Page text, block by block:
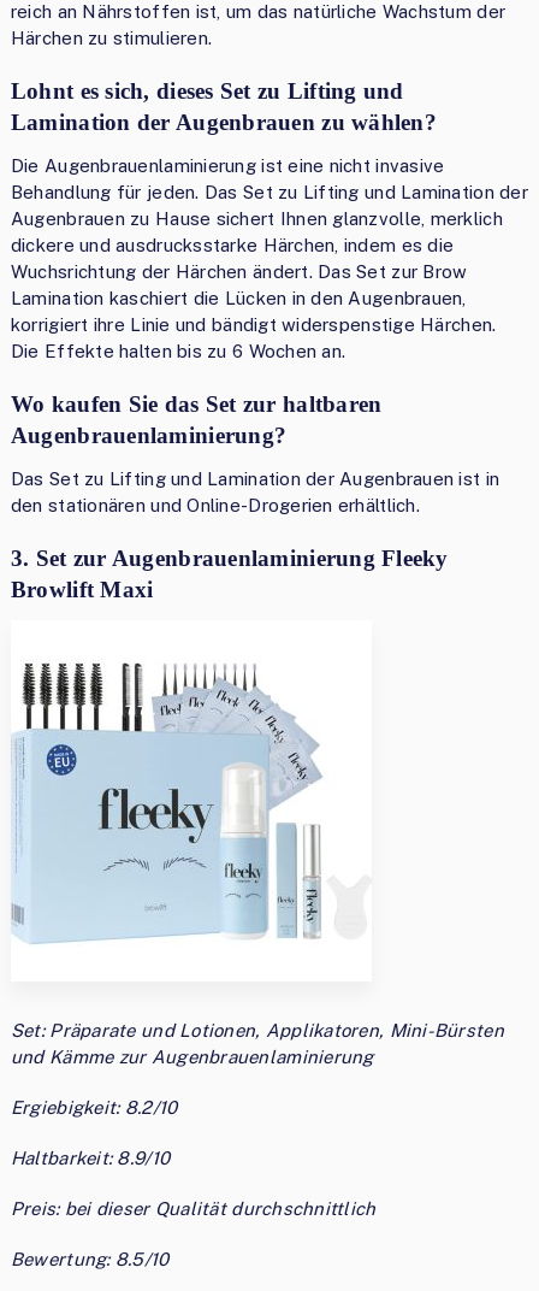
reich an Nährstoffen ist, um das natürliche Wachstum der
Härchen zu stimulieren.
Lohnt es sich, dieses Set zu Lifting und
Lamination der Augenbrauen zu wählen?
Die Augenbrauenlaminierung ist eine nicht invasive
Behandlung für jeden. Das Set zu Lifting und Lamination der
Augenbrauen zu Hause sichert Ihnen glanzvolle, merklich
dickere und ausdrucksstarke Härchen, indem es die
Wuchsrichtung der Härchen ändert. Das Set zur Brow
Lamination kaschiert die Lücken in den Augenbrauen,
korrigiert ihre Linie und bändigt widerspenstige Härchen.
Die Effekte halten bis zu 6 Wochen an.
Wo kaufen Sie das Set zur haltbaren
Augenbrauenlaminierung?
Das Set zu Lifting und Lamination der Augenbrauen ist in
den stationären und Online-Drogerien erhältlich.
3. Set zur Augenbrauenlaminierung Fleeky
Browlift Maxi
Set: Präparate und Lotionen, Applikatoren, Mini-Bürsten
und Kämme zur Augenbrauenlaminierung
Ergiebigkeit: 8.2/10
Haltbarkeit: 8.9/10
Preis: bei dieser Qualität durchschnittlich
Bewertung: 8.5/10